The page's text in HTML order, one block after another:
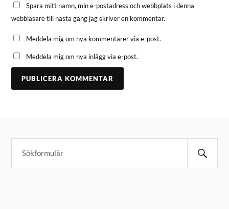
Spara mitt namn, min e-postadress och webbplats i denna
webbläsare till nästa gång jag skriver en kommentar.
Meddela mig om nya kommentarer via e-post.
Meddela mig om nya inlägg via e-post.